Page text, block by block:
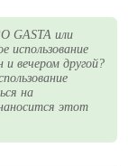
GASTA или
использование
вечером другой?
на
этот